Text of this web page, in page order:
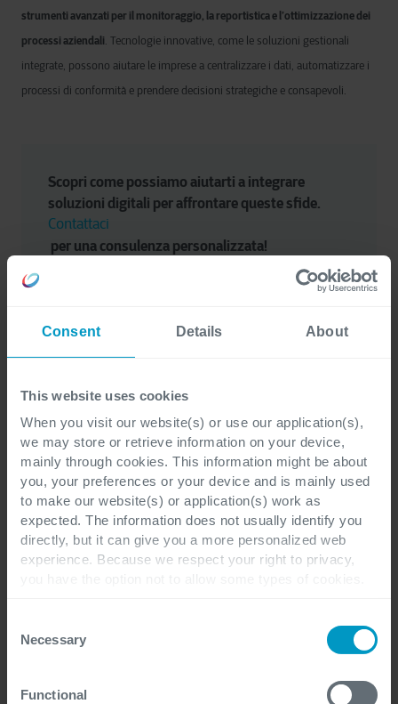
Consent Details About
This website uses cookies
When you visit our website(s) or use our application(s),
we may store or retrieve information on your device,
mainly through cookies. This information might be about
you, your preferences or your device and is mainly used
to make our website(s) or application(s) work as
expected. The information does not usually identify you
directly, but it can give you a more personalized web
experience. Because we respect your right to privacy,
you disable certain cookies, you should be aware that
certain website or application elements may be impacted
services we are able to offer.
Selection
Necessary
Functional
strumenti avanzati per il monitoraggio, la reportistica e l’ottimizzazione dei
processi aziendali. Tecnologie innovative, come le soluzioni gestionali
integrate, possono aiutare le imprese a centralizzare i dati, automatizzare i
processi di conformità e prendere decisioni strategiche e consapevoli.
Scopri come possiamo aiutarti a integrare
soluzioni digitali per affrontare queste sfide.
Contattaci
per una consulenza personalizzata!
Gemma Gilardi
Altri articoli di Gemma Gilardi
Contattaci